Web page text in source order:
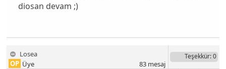
diosan devam ;)
Losea
OP Üye
Teşekkür: 0
83mesaj